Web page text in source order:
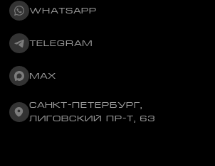
WHATSAPP
TELEGRAM
MAX
САНКТ-ПЕТЕРБУРГ,
ЛИГОВСКИЙ ПР-Т, 63